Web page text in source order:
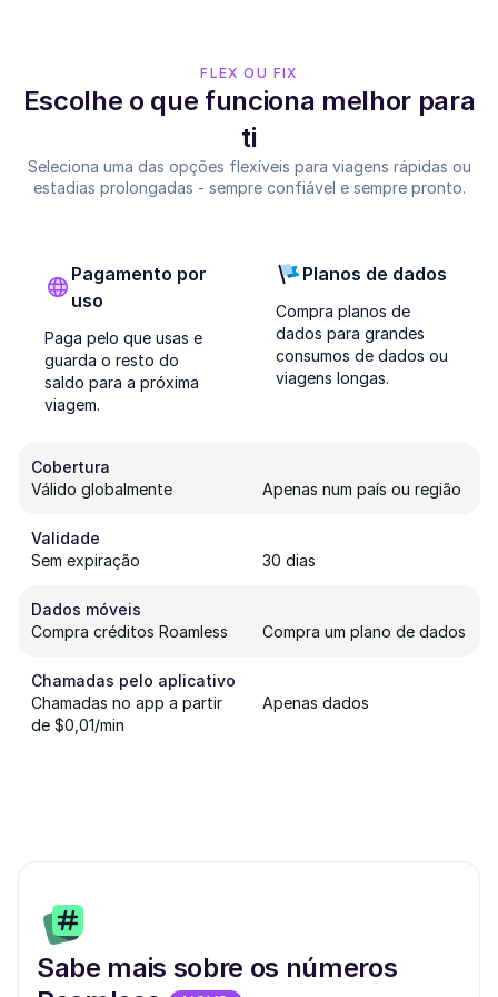
FLEX OU FIX
Escolhe o que funciona melhor para
ti
Seleciona uma das opções flexíveis para viagens rápidas ou
estadias prolongadas - sempre confiável e sempre pronto.
Pagamento por
uso
Paga pelo que usas e
guarda o resto do
saldo para a próxima
viagem.
Planos de dados
Compra planos de
dados para grandes
consumos de dados ou
viagens longas.
Cobertura
Válido globalmente
Apenas num país ou região
Validade
Sem expiração
30 dias
Dados móveis
Compra créditos Roamless
Compra um plano de dados
Chamadas pelo aplicativo
Chamadas no app a partir
de $0,01/min
Apenas dados
Sabe mais sobre os números